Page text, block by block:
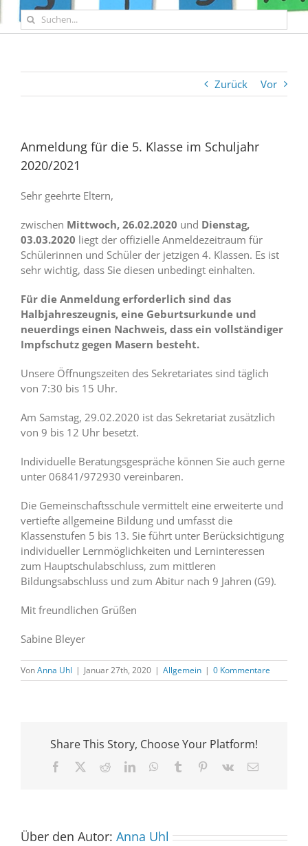
Suche
nach:
Zurück Vor
Anmeldung für die 5. Klasse im Schuljahr
2020/2021
Sehr geehrte Eltern,
zwischen Mittwoch, 26.02.2020 und Dienstag,
03.03.2020 liegt der offizielle Anmeldezeitraum für
Schülerinnen und Schüler der jetzigen 4. Klassen. Es ist
sehr wichtig, dass Sie diesen unbedingt einhalten.
Für die Anmeldung erforderlich sind das
Halbjahreszeugnis, eine Geburtsurkunde und
neuerdings einen Nachweis, dass ein vollständiger
Impfschutz gegen Masern besteht.
Unsere Öffnungszeiten des Sekretariates sind täglich
von 7:30 bis 15 Uhr.
Am Samstag, 29.02.2020 ist das Sekretariat zusätzlich
von 9 bis 12 Uhr besetzt.
Individuelle Beratungsgespräche können Sie auch gerne
unter 06841/972930 vereinbaren.
Die Gemeinschaftsschule vermittelt eine erweiterte und
vertiefte allgemeine Bildung und umfasst die
Klassenstufen 5 bis 13. Sie führt unter Berücksichtigung
individueller Lernmöglichkeiten und Lerninteressen
zum Hauptschulabschluss, zum mittleren
Bildungsabschluss und zum Abitur nach 9 Jahren (G9).
Mit freundlichen Grüßen
Sabine Bleyer
VonAnna Uhl | Januar 27th, 2020 | Allgemein | 0 Kommentare
Share This Story, Choose Your Platform!
Facebook RedditLinkedInWhatsApp
Tumblr Pinterest
Vk
E-
Über den Autor: Anna Uhl